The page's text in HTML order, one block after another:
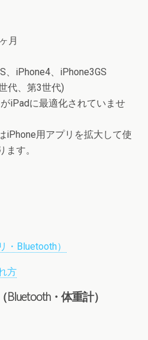
月
iPhone4、iPhone3GS
代、第3世代)
iPadに最適化されていませ
iPhone用アプリを拡大して使
す。
・Bluetooth）
方
Bluetooth・体重計）